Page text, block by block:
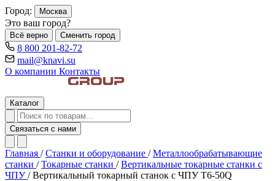
Город: Москва
Это ваш город?
Всё верно Сменить город
8 800 201-82-72
mail@knavi.su
О компании Контакты
Каталог
Связаться с нами
Главная / Станки и оборудование / Металлообрабатывающие
станки / Токарные станки / Вертикальные токарные станки с
ЧПУ/ Вертикальный токарный станок с ЧПУ T6-50Q